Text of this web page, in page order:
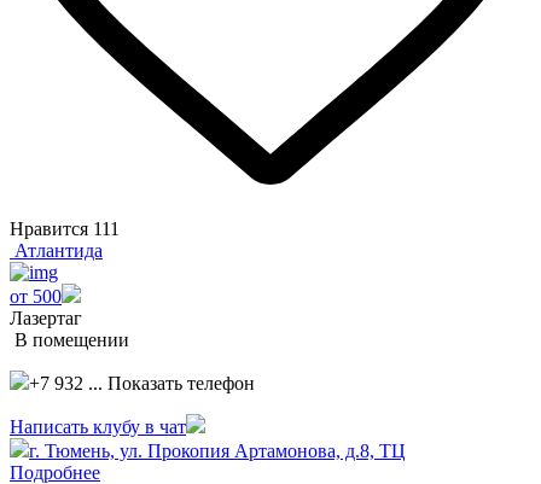
Нравится 111
Атлантида
от 500
Лазертаг
В помещении
+7 932 ... Показать телефон
Написать клубу в чат
г. Тюмень, ул. Прокопия Артамонова, д.8, ТЦ
Подробнее